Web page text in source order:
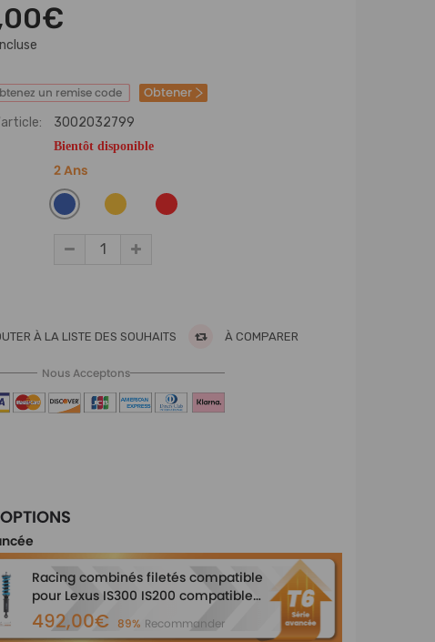
un remise code Obtener
3002032799
Bientôt disponible
2 Ans
À LA LISTE DES SOUHAITS À COMPARER
Nous Acceptons
Racing combinés filetés compatible
pour Lexus IS300 IS200 compatible
pour Toyota Altezza AS200 RS200
Amortisseurskit dabaissement
492,00€ 89% Recommander